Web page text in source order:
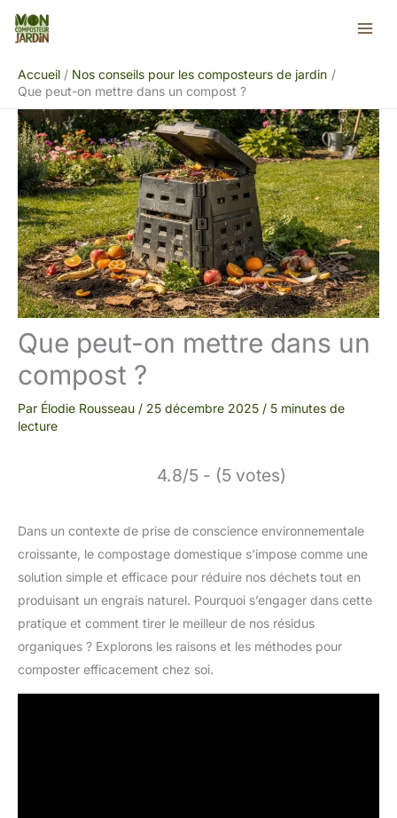
Aller
Accueil
Nos conseils pour les composteurs de jardin
Que peut-on mettre dans un compost ?
Que peut-on mettre dans un
compost ?
Par Élodie Rousseau / 25 décembre 2025 / 5 minutes de
lecture
4.8/5 - (5 votes)
Dans un contexte de prise de conscience environnementale
croissante, le compostage domestique s’impose comme une
solution simple et efficace pour réduire nos déchets tout en
produisant un engrais naturel. Pourquoi s’engager dans cette
pratique et comment tirer le meilleur de nos résidus
organiques ? Explorons les raisons et les méthodes pour
composter efficacement chez soi.
Rechercher